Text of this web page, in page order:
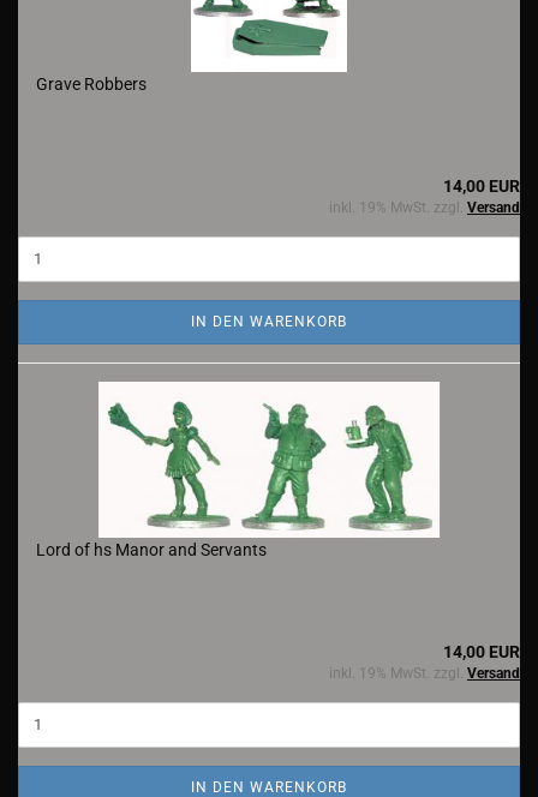
Grave Robbers
14,00 EUR
inkl. 19% MwSt. zzgl. Versand
IN DEN WARENKORB
Lord of hs Manor and Servants
14,00 EUR
inkl. 19% MwSt. zzgl. Versand
IN DEN WARENKORB